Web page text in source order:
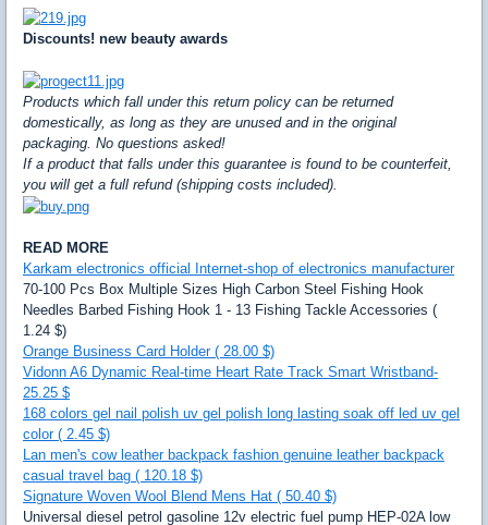
Discounts! new beauty awards
Products which fall under this return policy can be returned
domestically, as long as they are unused and in the original
packaging. No questions asked!
If a product that falls under this guarantee is found to be counterfeit,
you will get a full refund (shipping costs included).
READ MORE
Karkam electronics official Internet-shop of electronics manufacturer
70-100 Pcs Box Multiple Sizes High Carbon Steel Fishing Hook
Needles Barbed Fishing Hook 1 - 13 Fishing Tackle Accessories (
1.24 $)
Orange Business Card Holder ( 28.00 $)
Vidonn A6 Dynamic Real-time Heart Rate Track Smart Wristband-
25.25 $
168 colors gel nail polish uv gel polish long lasting soak off led uv gel
color ( 2.45 $)
Lan men's cow leather backpack fashion genuine leather backpack
casual travel bag ( 120.18 $)
Signature Woven Wool Blend Mens Hat ( 50.40 $)
Universal diesel petrol gasoline 12v electric fuel pump HEP-02A low